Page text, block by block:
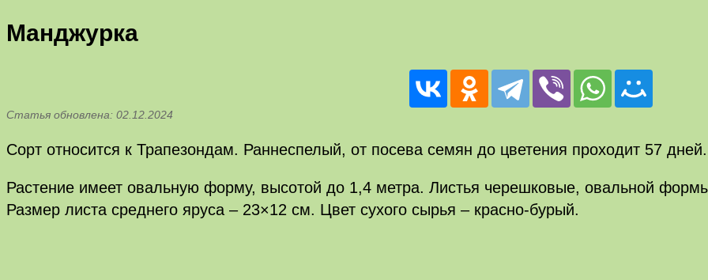
Манджурка
Статья обновлена: 02.12.2024
Сорт относится к Трапезондам. Раннеспелый, от посева семян до цветения проходит 57 дней.
Растение имеет овальную форму, высотой до 1,4 метра. Листья черешковые, овальной
Размер листа среднего яруса – 23×12 см. Цвет сухого сырья – красно-бурый.